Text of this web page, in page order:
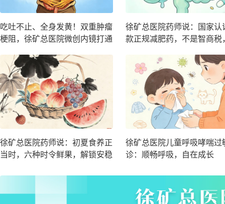
吃吐不止、全身发黄！双重肿瘤
梗阻，徐矿总医院微创内镜打通
徐矿总医院药师说：国家认
款正规减肥药，不是智商税
徐矿总医院药师说：初夏食养正
当时，六种时令鲜果，解锁安稳
徐矿总医院儿童呼吸哮喘过
诊：顺畅呼吸，自在成长